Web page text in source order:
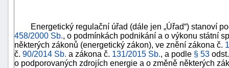
Energetický regulační úřad (dále jen „Úřad“) stanoví
458/2000 Sb., o podmínkách podnikání a o výkonu státní
některých zákonů (energetický zákon), ve znění zákona č.
č. 90/2014 Sb. a zákona č. 131/2015 Sb., a podle § 53
o podporovaných zdrojích energie a o změně některých